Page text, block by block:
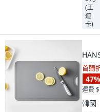
首購
47%
運費
韓國